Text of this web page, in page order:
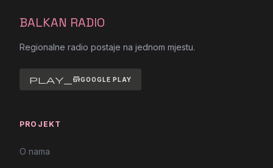
BALKAN RADIO
Regionalne radio postaje na jednom mjestu.
play_storeGOOGLE PLAY
PROJEKT
O nama